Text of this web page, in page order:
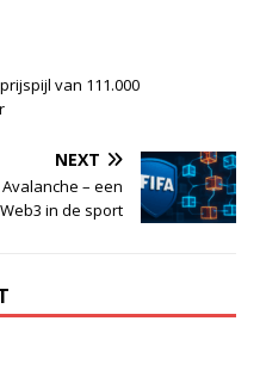
van 111.000
NEXT
– een
in de sport